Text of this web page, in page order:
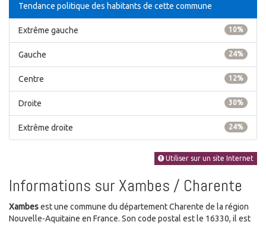
Tendance politique des habitants de cette commune
10%
Extrême gauche
24%
Gauche
12%
Centre
30%
Droite
24%
Extrême droite
Utiliser sur un site Internet
Informations sur Xambes / Charente
Xambesest une commune du département Charente de la région
Nouvelle-Aquitaine en France. Son code postal est le 16330, il est